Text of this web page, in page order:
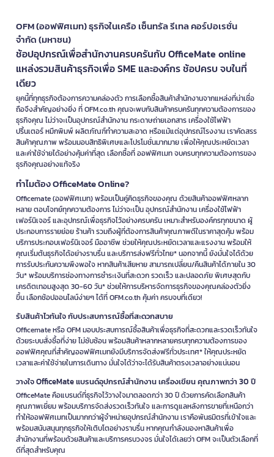
OFM (ออฟฟิศเมท) ธุรกิจในเครือ เซ็นทรัล รีเทล คอร์ปอเรชั่น
จำกัด (มหาชน)
ช้อปอุปกรณ์เพื่อสำนักงานครบครันกับ OfficeMate online
แหล่งรวมสินค้าธุรกิจเพื่อ SME และองค์กร ช้อปครบ จบในที่
เดียว
ยุคนี้ที่ทุกธุรกิจต้องการความคล่องตัว การเลือกซื้อสินค้าสำนักงานจากแหล่งที่น่าเชื่อ
ถือจึงสำคัญอย่างยิ่ง ที่ OFM.co.th คุณจะพบกับสินค้าครบครันทุกความต้องการของ
ธุรกิจคุณ ไม่ว่าจะเป็นอุปกรณ์สำนักงาน กระดาษถ่ายเอกสาร เครื่องใช้ไฟฟ้า
ปริ้นเตอร์ หมึกพิมพ์ ผลิตภัณฑ์ทำความสะอาด หรือแม้แต่อุปกรณ์โรงงาน เราคัดสรร
สินค้าคุณภาพ พร้อมมอบสิทธิพิเศษและโปรโมชั่นมากมาย เพื่อให้คุณประหยัดเวลา
และค่าใช้จ่ายได้อย่างคุ้มค่าที่สุด เลือกซื้อที่ ออฟฟิศเมท จบครบทุกความต้องการของ
ธุรกิจคุณอย่างแท้จริง
ทำไมต้อง OfficeMate Online?
Officemate (ออฟฟิศเมท) พร้อมเป็นคู่คิดธุรกิจของคุณ ด้วยสินค้าออฟฟิศหลาก
หลาย ตอบโจทย์ทุกความต้องการ ไม่ว่าจะเป็น อุปกรณ์สำนักงาน เครื่องใช้ไฟฟ้า
เฟอร์นิเจอร์ และอุปกรณ์เพื่อธุรกิจไว้อย่างครบครัน เหมาะสำหรับองค์กรทุกขนาด ผู้
ประกอบการรายย่อย ร้านค้า รวมถึงผู้ที่ต้องการสินค้าคุณภาพดีในราคาสุดคุ้ม พร้อม
บริการประกอบเฟอร์นิเจอร์ มืออาชีพ ช่วยให้คุณประหยัดเวลาและแรงงาน พร้อมให้
คุณเริ่มต้นธุรกิจได้อย่างราบรื่น และบริการส่งฟรีทั่วไทย* นอกจากนี้ ยังมั่นใจได้ด้วย
การรับประกันความพึงพอใจ หากสินค้าเสียหาย สามารถเปลี่ยน/คืนสินค้าได้ภายใน 30
วัน* พร้อมบริการช่องทางการชำระเงินที่สะดวก รวดเร็ว และปลอดภัย พิเศษสุดกับ
เครดิตเทอมสูงสุด 30-60 วัน* ช่วยให้การบริหารจัดการธุรกิจของคุณคล่องตัวยิ่ง
ขึ้น เลือกช้อปออนไลน์ง่ายๆ ได้ที่ OFM.co.th คุ้มค่า ครบจบที่เดียว!
รับสินค้าไวทันใจ กับประสบการณ์ซื้อที่สะดวกสบาย
Officemate หรือ OFM มอบประสบการณ์ซื้อสินค้าเพื่อธุรกิจที่สะดวกและรวดเร็วทันใจ
ด้วยระบบสั่งซื้อที่ง่าย ไม่ซับซ้อน พร้อมสินค้าหลากหลายครบทุกความต้องการของ
ออฟฟิศคุณที่สำคัญออฟฟิศเมทยังมีบริการจัดส่งฟรีทั่วประเทศ* ให้คุณประหยัด
เวลาและค่าใช้จ่ายในการเดินทาง มั่นใจได้ว่าจะได้รับสินค้าตรงเวลาอย่างแน่นอน
วางใจ OfficeMate แบรนด์อุปกรณ์สำนักงาน เครื่องเขียน คุณภาพกว่า 30 ปี
OfficeMate คือแบรนด์ที่ธุรกิจไว้วางใจมาตลอดกว่า 30 ปี ด้วยการคัดเลือกสินค้า
คุณภาพเยี่ยม พร้อมบริการจัดส่งรวดเร็วทันใจ และการดูแลหลังการขายที่เหนือกว่า
ทำให้ออฟฟิศเมทเป็นมากกว่าผู้จำหน่ายอุปกรณ์สำนักงาน เราคือพันธมิตรที่เข้าใจและ
พร้อมสนับสนุนทุกธุรกิจให้เติบโตอย่างราบรื่น หากคุณกำลังมองหาสินค้าเพื่อ
สำนักงานที่พร้อมด้วยสินค้าและบริการครบวงจร มั่นใจได้เลยว่า OFM จะเป็นตัวเลือกที่
ดีที่สุดสำหรับคุณ